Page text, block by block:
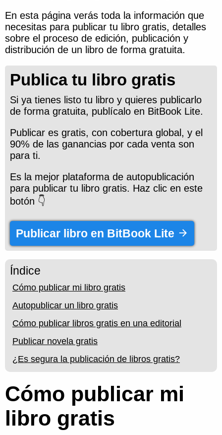
En esta página verás toda la información que
necesitas para publicar tu libro gratis, detalles
sobre el proceso de edición, publicación y
distribución de un libro de forma gratuita.
Publica tu libro gratis
Si ya tienes listo tu libro y quieres publicarlo
de forma gratuita, publícalo en BitBook Lite.
Publicar es gratis, con cobertura global, y el
90% de las ganancias por cada venta son
para ti.
Es la mejor plataforma de autopublicación
para publicar tu libro gratis. Haz clic en este
botón 👇
Publicar libro en BitBook Lite
Índice
Cómo publicar mi libro gratis
Autopublicar un libro gratis
Cómo publicar libros gratis en una editorial
Publicar novela gratis
¿Es segura la publicación de libros gratis?
Cómo publicar mi
libro gratis